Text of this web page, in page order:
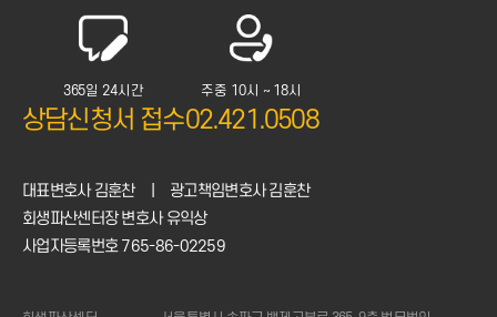
365일 24시간
상담신청서 접수
주중 10시 ~ 18시
02.421.0508
대표변호사 김훈찬
광고책임변호사 김훈찬
회생파산센터장 변호사 유익상
사업자등록번호 765-86-02259